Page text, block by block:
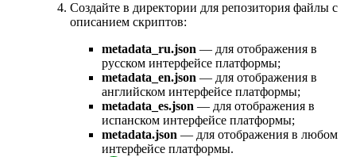
Создайте в директории для репозитория файлы с
описанием скриптов:
metadata_ru.json — для отображения в
русском интерфейсе платформы;
metadata_en.json — для отображения в
английском интерфейсе платформы;
metadata_es.json — для отображения в
испанском интерфейсе платформы;
metadata.json — для отображения в любом
интерфейсе платформы.